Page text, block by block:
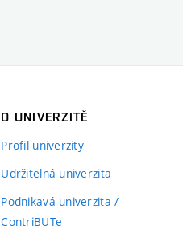
O UNIVERZITĚ
Profil univerzity
Udržitelná univerzita
Podnikavá univerzita /
ContriBUTe